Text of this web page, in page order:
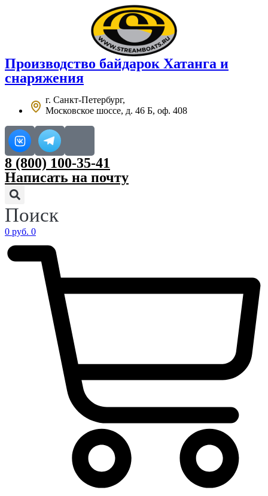
Производство байдарок Хатанга и
снаряжения
г. Санкт-Петербург,
Московское шоссе, д. 46 Б, оф. 408
8 (800) 100-35-41
Написать на почту
Поиск
0 руб. 0